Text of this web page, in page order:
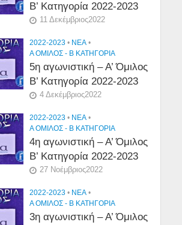
Β’ Κατηγορία 2022-2023
11 Δεκέμβριος2022
2022-2023 • NEA •
Α ΟΜΙΛΟΣ - Β ΚΑΤΗΓΟΡΙΑ
5η αγωνιστική – Α’ Όμιλος
Β’ Κατηγορία 2022-2023
4 Δεκέμβριος2022
2022-2023 • NEA •
Α ΟΜΙΛΟΣ - Β ΚΑΤΗΓΟΡΙΑ
4η αγωνιστική – Α’ Όμιλος
Β’ Κατηγορία 2022-2023
27 Νοέμβριος2022
2022-2023 • NEA •
Α ΟΜΙΛΟΣ - Β ΚΑΤΗΓΟΡΙΑ
3η αγωνιστική – Α’ Όμιλος